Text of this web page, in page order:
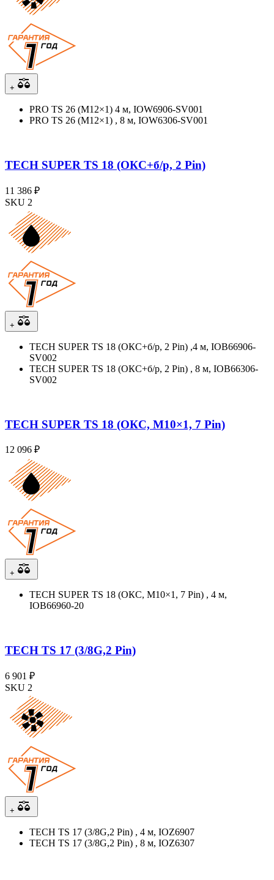
+
PRO TS 26 (М12×1) 4 м, IOW6906-SV001
PRO TS 26 (М12×1) , 8 м, IOW6306-SV001
TECH SUPER TS 18 (ОКС+б/р, 2 Pin)
11 386 ₽
SKU 2
+
TECH SUPER TS 18 (ОКС+б/р, 2 Pin) ,4 м, IOB66906-
SV002
TECH SUPER TS 18 (ОКС+б/р, 2 Pin) , 8 м, IOB66306-
SV002
TECH SUPER TS 18 (ОКС, M10×1, 7 Pin)
12 096 ₽
+
TECH SUPER TS 18 (ОКС, M10×1, 7 Pin) , 4 м,
IOB66960-20
TECH TS 17 (3/8G,2 Pin)
6 901 ₽
SKU 2
+
TECH TS 17 (3/8G,2 Pin) , 4 м, IOZ6907
TECH TS 17 (3/8G,2 Pin) , 8 м, IOZ6307